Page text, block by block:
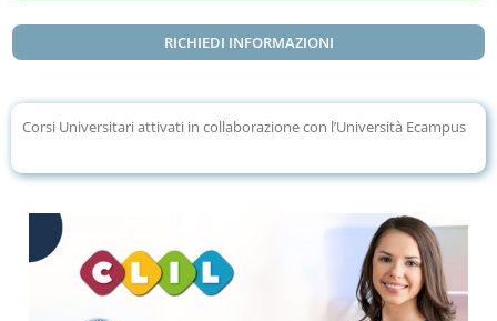
Corsi Universitari attivati in collaborazione con l’Università Ecampus
RICHIEDI INFORMAZIONI